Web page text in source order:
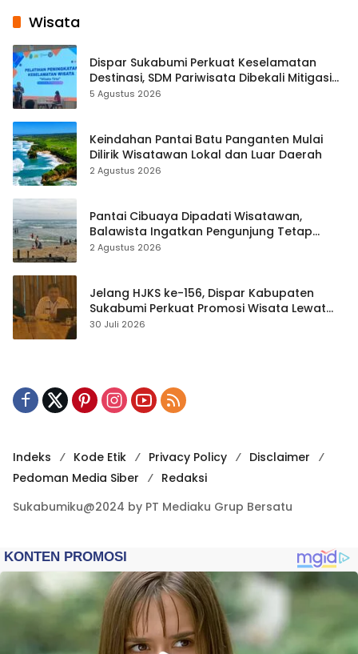
Wisata
Dispar Sukabumi Perkuat Keselamatan
Destinasi, SDM Pariwisata Dibekali Mitigasi
hingga Teknik Evakuasi
5 Agustus 2026
Keindahan Pantai Batu Panganten Mulai
Dilirik Wisatawan Lokal dan Luar Daerah
2 Agustus 2026
Pantai Cibuaya Dipadati Wisatawan,
Balawista Ingatkan Pengunjung Tetap
Waspada
2 Agustus 2026
Jelang HJKS ke-156, Dispar Kabupaten
Sukabumi Perkuat Promosi Wisata Lewat
Publikasi Digital
30 Juli 2026
Indeks Kode Etik Privacy Policy
Disclaimer
Pedoman Media Siber
Redaksi
Sukabumiku@2024 by PT Mediaku Grup Bersatu